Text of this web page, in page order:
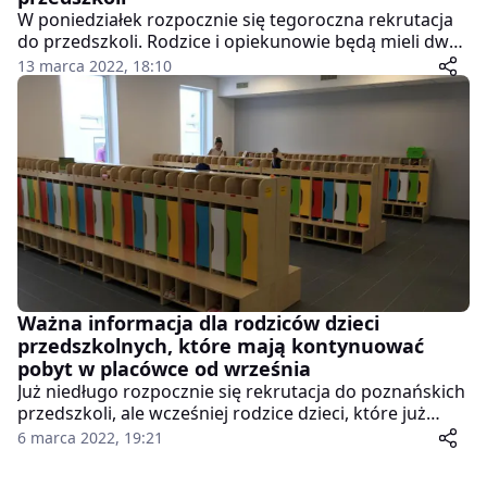
W poniedziałek rozpocznie się tegoroczna rekrutacja
do przedszkoli. Rodzice i opiekunowie będą mieli dwa
tygodnie na złożenie wniosków i dokumentów
potrzebnych do procesu rekrutacji.
13 marca 2022, 18:10
Ważna informacja dla rodziców dzieci
przedszkolnych, które mają kontynuować
pobyt w placówce od września
Już niedługo rozpocznie się rekrutacja do poznańskich
przedszkoli, ale wcześniej rodzice dzieci, które już
uczęszczają do danej placówki muszą potwierdzić chęć
6 marca 2022, 19:21